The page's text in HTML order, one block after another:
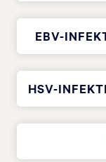
EBV-
HSV-